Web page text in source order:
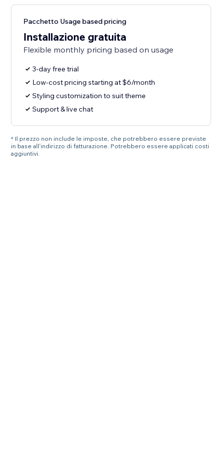
Pacchetto Usage based pricing
Installazione gratuita
Flexible monthly pricing based on usage
3-day free trial
Low-cost pricing starting at $6/month
Styling customization to suit theme
Support & live chat
* Il prezzo non include le imposte, che potrebbero essere previste
in base all'indirizzo di fatturazione. Potrebbero essere applicati costi
aggiuntivi.